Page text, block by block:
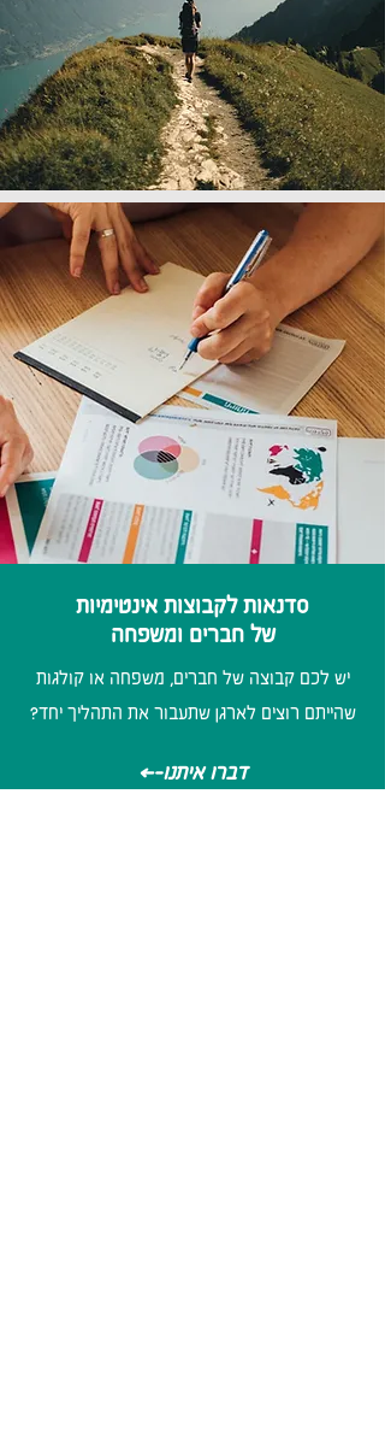
סדנאות לקבוצות אינטימיות
של חברים ומשפחה
יש לכם קבוצה של חברים, משפחה או קולגות
שהייתם רוצים לארגן שתעבור את התהליך יחד?
<-דברו איתנו